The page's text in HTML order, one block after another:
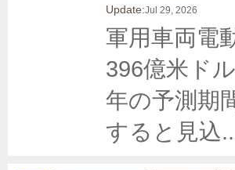
Update:Jul 29, 2026
軍用車両電
396億米ド
年の予測期
すると見込